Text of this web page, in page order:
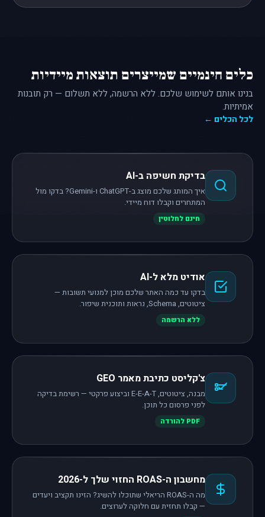
כלים חינמיים שמייצרים תוצאות מיידיות
בנינו אותם לשימוש שלכם. ללא הרשמה, ללא תשלום — רק תובנות
אמיתיות.
לכל הכלים ←
בדיקת חשיפה ב-AI
איך המותג שלכם מוצג ב-ChatGPT ו-Gemini? בדקו מול
המתחרים וקבלו דוח מיידי.
חינם לחלוטין
אודיט מלא ל-AI
בדקו עד כמה האתר שלכם מוכן למנועי תשובות —
ציטוטים, Schema, נראות ותוכנית שיפור.
ללא הרשמה
צ'קליסט כתיבת מאמר GEO
מבנה, ציטוטים, E-E-A-T וביצוע פרקטי — רשימת בדיקה
לפני פרסום כל תוכן.
PDF להורדה
מחשבון ה-ROAS החזוי שלך ל-2026
מה ה-ROAS הריאלי שתוכלו להשיג? הזינו תקציב ויעדים
— קבלו תחזית עם חלוקה לערוצים.